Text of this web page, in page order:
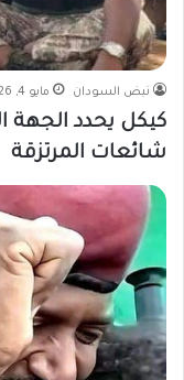
نبض السودان مايو 4, 2026
كيكل يحدد الجهة
شائعات المرتزقة